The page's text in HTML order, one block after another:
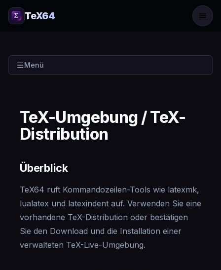
TeX64
Menü
TeX-Umgebung / TeX-
Distribution
Überblick
TeX64 ruft Kommandozeilen-Tools wie latexmk,
lualatex und latexindent auf. Verwenden Sie eine
vorhandene TeX-Distribution oder bestätigen
Sie den Download und die Installation einer
verwalteten TeX-Live-Umgebung.